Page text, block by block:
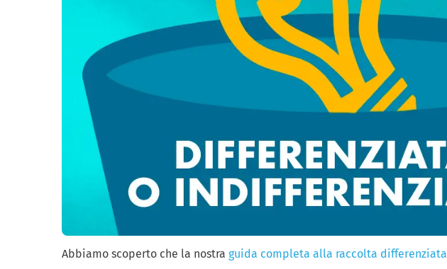
Abbiamo scoperto che la nostra guida completa alla raccolta differenziata